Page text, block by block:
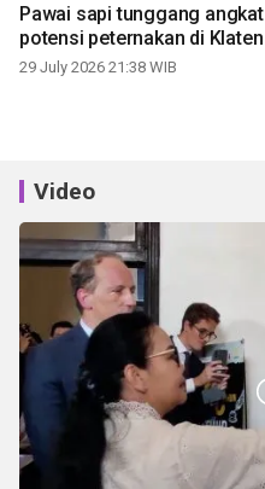
Pawai sapi tunggang angkat
potensi peternakan di Klaten
29 July 2026 21:38 WIB
Video